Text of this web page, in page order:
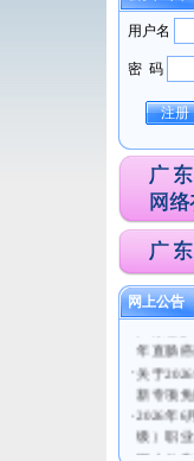
用户名
密 码
注册
网上公告
·关于医
技能等
·广东省
年直肠
关于
新专项
2026年6
级）职业
网上公